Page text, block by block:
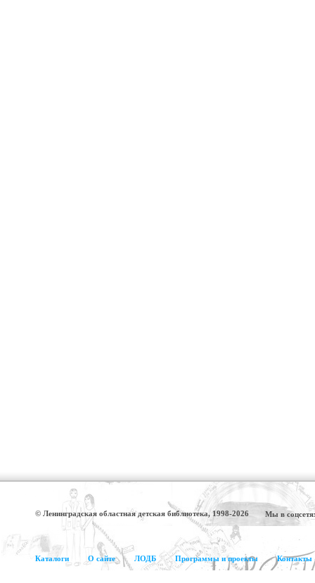
© Ленинградская областная детская библиотека, 1998-2026 Мы в
Каталоги О сайте ЛОДБ Программы и проекты Контакты